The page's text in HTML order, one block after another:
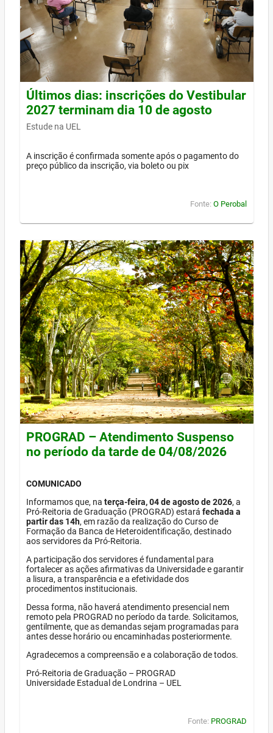
Últimos dias: inscrições do Vestibular
2027 terminam dia 10 de agosto
Estude na UEL
A inscrição é confirmada somente após o pagamento do
preço público da inscrição, via boleto ou pix
Fonte: O Perobal
PROGRAD – Atendimento Suspenso
no período da tarde de 04/08/2026
COMUNICADO
Informamos que, na terça-feira, 04 de agosto de 2026, a
Pró-Reitoria de Graduação (PROGRAD) estará fechada a
partir das 14h, em razão da realização do Curso de
Formação da Banca de Heteroidentificação, destinado
aos servidores da Pró-Reitoria.
A participação dos servidores é fundamental para
fortalecer as ações afirmativas da Universidade e garantir
a lisura, a transparência e a efetividade dos
procedimentos institucionais.
Dessa forma, não haverá atendimento presencial nem
remoto pela PROGRAD no período da tarde. Solicitamos,
gentilmente, que as demandas sejam programadas para
antes desse horário ou encaminhadas posteriormente.
Agradecemos a compreensão e a colaboração de todos.
Pró-Reitoria de Graduação – PROGRAD
Universidade Estadual de Londrina – UEL
Fonte: PROGRAD